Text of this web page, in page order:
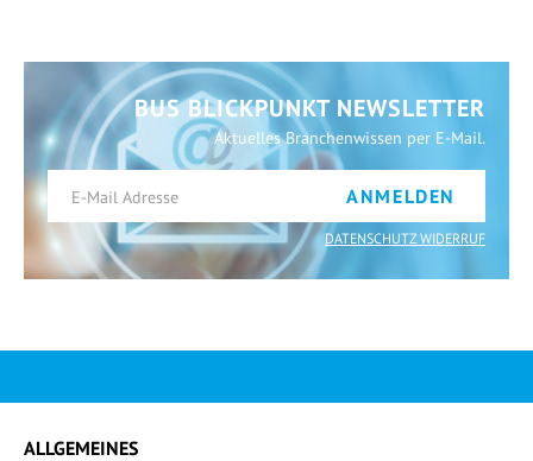
BUS BLICKPUNKT NEWSLETTER
Aktuelles Branchenwissen per E-Mail.
ANMELDEN
DATENSCHUTZ WIDERRUF
ALLGEMEINES